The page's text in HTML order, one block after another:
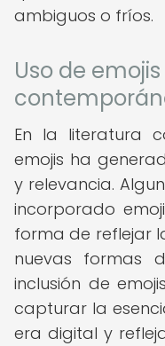
ambiguos o fríos.
Uso de
En la literatura
emojis ha
y relevancia.
incorporado
forma de reflejar
nuevas formas
inclusión de
capturar la
era digital y